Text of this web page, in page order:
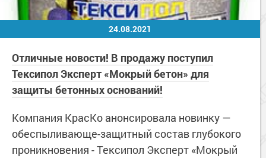
24.08.2021
Отличные новости! В продажу поступил
Тексипол Эксперт «Мокрый бетон» для
защиты бетонных оснований!
Компания КрасКо анонсировала новинку —
обеспыливающе-защитный состав глубокого
проникновения - Тексипол Эксперт «Мокрый